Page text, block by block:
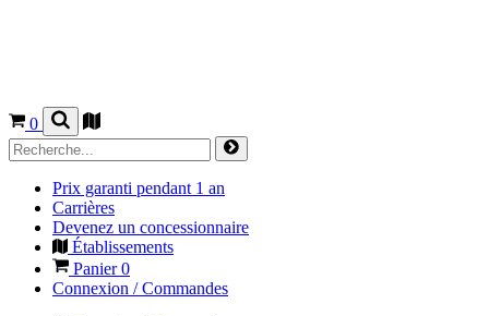
0
Prix garanti pendant 1 an
Carrières
Devenez un concessionnaire
Établissements
Panier0
Connexion / Commandes